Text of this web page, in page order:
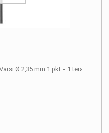
Ø 2,35 mm 1 pkt = 1 terä